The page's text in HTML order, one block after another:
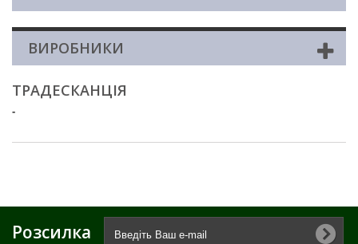
ВИРОБНИКИ
ТРАДЕСКАНЦІЯ
-
Розсилка